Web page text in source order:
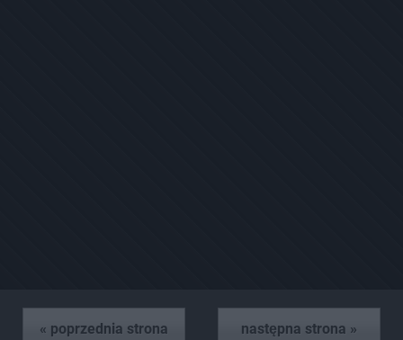
« poprzednia strona następna strona »